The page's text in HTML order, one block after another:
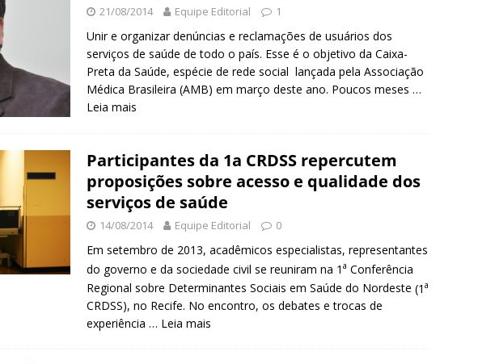
21/08/2014 Equipe Editorial 1
Unir e organizar denúncias e reclamações de usuários dos
serviços de saúde de todo o país. Esse é o objetivo da Caixa-
Preta da Saúde, espécie de rede social lançada pela Associação
Médica Brasileira (AMB) em março deste ano. Poucos meses …
Leia mais
Participantes da 1a CRDSS repercutem
proposições sobre acesso e qualidade dos
serviços de saúde
14/08/2014 Equipe Editorial 0
Em setembro de 2013, acadêmicos especialistas, representantes
do governo e da sociedade civil se reuniram na 1 a Conferência
Regional sobre Determinantes Sociais em Saúde do Nordeste (1 a
CRDSS), no Recife. No encontro, os debates e trocas de
experiência … Leia mais